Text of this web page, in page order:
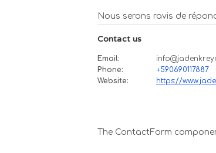
Nous serons ravis de
Contact us
Email:
Phone:
+590690117887
Website: https://
The ContactForm